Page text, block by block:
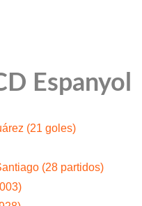
Espanyol
(21 goles)
(28 partidos)